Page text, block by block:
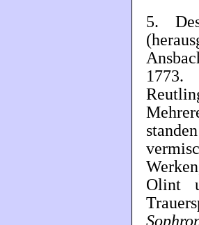
5.
1773.
Olint